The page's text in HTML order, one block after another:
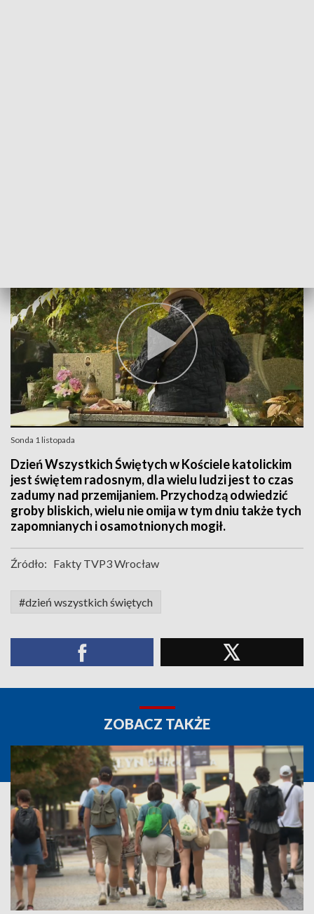
Sonda 1 listopada
Dzień Wszystkich Świętych w Kościele katolickim
jest świętem radosnym, dla wielu ludzi jest to czas
zadumy nad przemijaniem. Przychodzą odwiedzić
groby bliskich, wielu nie omija w tym dniu także tych
zapomnianych i osamotnionych mogił.
Źródło: Fakty TVP3 Wrocław
#dzień wszystkich świętych
ZOBACZ TAKŻE